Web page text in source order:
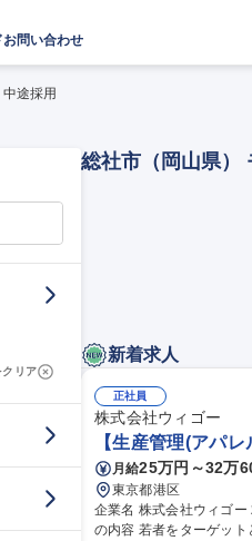
お問い合わせ
途採用
クリア
総社市（岡山県）
新着求人
正社員
株式会社ウィゴー
【生産管理(アパ
月給25万円～32万
東京都港区
企業名 株式会社ウィゴー 求人名 【生産管理(アパレル)】★大人気アパレルブランド「WEGO」/残業平均10h 仕事
の内容 若者をターゲッ